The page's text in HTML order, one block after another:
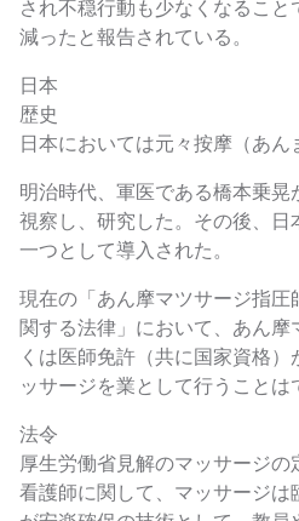
され不穏行動も少なくなるこ
減ったと報告されている。
日本
歴史
日本においては元々按摩（あん
明治時代、軍医である橋本乗
視察し、研究した。その後、
一つとして導入された。
現在の「あん摩マツサージ指
関する法律」において、あん
くは医師免許（共に国家資格
ッサージを業として行うことは
法令
厚生労働省見解のマッサージの
看護師に関して、マッサージ